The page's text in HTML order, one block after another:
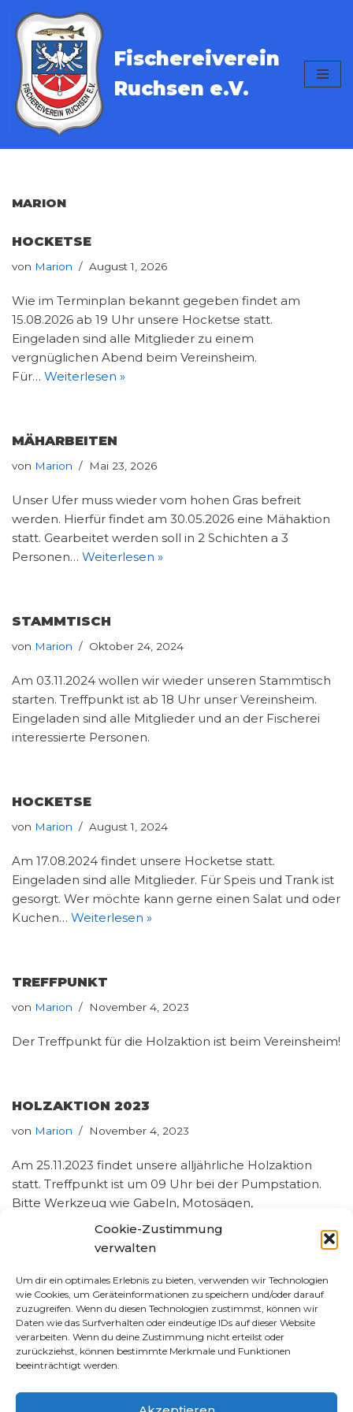
Cookie-Zustimmung
verwalten
Um dir ein optimales Erlebnis zu bieten, verwenden wir Technologien
wie Cookies, um Geräteinformationen zu speichern und/oder darauf
zuzugreifen. Wenn du diesen Technologien zustimmst, können wir
Daten wie das Surfverhalten oder eindeutige IDs auf dieser Website
verarbeiten. Wenn du deine Zustimmung nicht erteilst oder
zurückziehst, können bestimmte Merkmale und Funktionen
beeinträchtigt werden.
Zum
Inhalt
springen
Fischereiverein
Ruchsen e.V.
MARION
HOCKETSE
von Marion August 1, 2026
Wie im Terminplan bekannt gegeben findet am
15.08.2026 ab 19 Uhr unsere Hocketse statt.
Eingeladen sind alle Mitglieder zu einem
vergnüglichen Abend beim Vereinsheim.
Für… Weiterlesen »
MÄHARBEITEN
von Marion Mai 23, 2026
Unser Ufer muss wieder vom hohen Gras befreit
werden. Hierfür findet am 30.05.2026 eine Mähaktion
statt. Gearbeitet werden soll in 2 Schichten a 3
Personen… Weiterlesen »
STAMMTISCH
von Marion Oktober 24, 2024
Am 03.11.2024 wollen wir wieder unseren Stammtisch
starten. Treffpunkt ist ab 18 Uhr unser Vereinsheim.
Eingeladen sind alle Mitglieder und an der Fischerei
interessierte Personen.
HOCKETSE
von Marion August 1, 2024
Am 17.08.2024 findet unsere Hocketse statt.
Eingeladen sind alle Mitglieder. Für Speis und Trank ist
gesorgt. Wer möchte kann gerne einen Salat und oder
Kuchen… Weiterlesen »
TREFFPUNKT
von Marion November 4, 2023
Der Treffpunkt für die Holzaktion ist beim Vereinsheim!
HOLZAKTION 2023
von Marion November 4, 2023
Am 25.11.2023 findet unsere alljährliche Holzaktion
statt. Treffpunkt ist um 09 Uhr bei der Pumpstation.
Bitte Werkzeug wie Gabeln, Motosägen,
Stangensägen u.ä. mitbringen. Anschließend
Weiterlesen »
PLÄTZE MÄHEN
vonMarion Mai 21, 2023
Am 03.06.2023 wollen wir unsere Plätze frei mähen.
Erste Schicht von 8 Uhr bis 10 Uhr…